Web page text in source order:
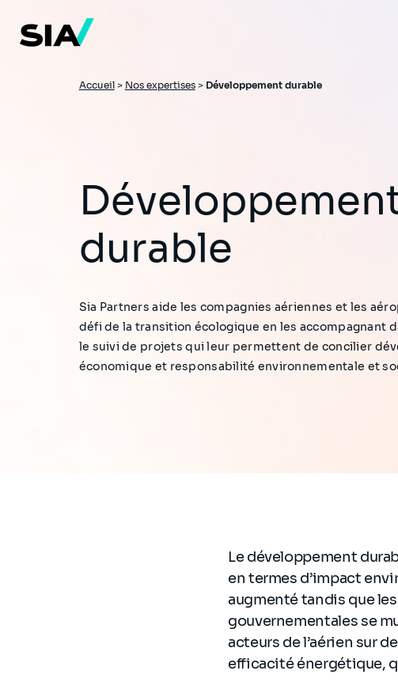
contenu
principal
Fil
Accueil> Nos expertises> Développement durable
Développement
durable
Sia Partners aide les compagnies aériennes et les
défi de la transition écologique en les accompagnant
le suivi de projets qui leur permettent de concilier
économique et responsabilité environnementale et
Le développement
en termes d’impact
augmenté tandis que
gouvernementales se
acteurs de l’aérien sur
efficacité énergétique,